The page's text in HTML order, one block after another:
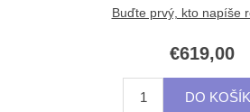
Buďte prvý, kto napíše
€619,00